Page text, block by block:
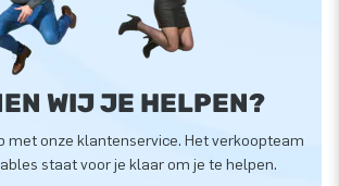
WIJ JE HELPEN?
met onze klantenservice. Het verkoopteam
staat voor je klaar om je te helpen.